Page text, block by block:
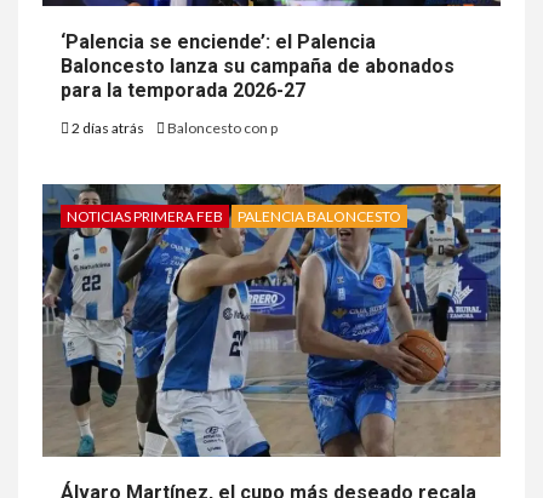
‘Palencia se enciende’: el Palencia
Baloncesto lanza su campaña de abonados
para la temporada 2026-27
2 días atrás Baloncesto con p
NOTICIAS PRIMERA FEB PALENCIA BALONCESTO
Álvaro Martínez, el cupo más deseado recala